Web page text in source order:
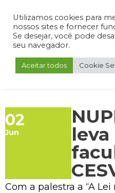
Admin Portal do Aluno Portal
02
Jun
Com a palestra a “A
Utilizamos cookies para
nossos sites e fornecer
Se desejar, você pode
seu navegador.
Aceitar todos Cookie